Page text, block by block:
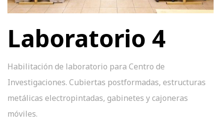
Laboratorio 4
Habilitación de laboratorio para Centro de
Investigaciones. Cubiertas postformadas, estructuras
metálicas electropintadas, gabinetes y cajoneras
móviles.